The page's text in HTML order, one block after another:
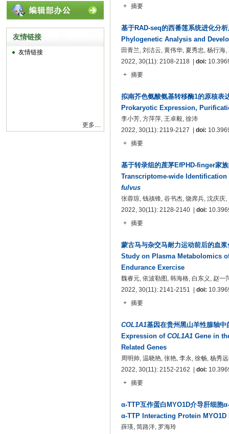
友情链接
友情链接
更多....
+ 摘要
基于RAD-seq的西番莲系统进化分
Phylogenetic Analysis and
田青兰, 刘洁云, 黄伟华, 夏秀忠, 杨行海
2022, 30(11): 2108-2118 | doi:
+
摘要
拟南芥色氨酸氨基转移酶1的原核表
Prokaryotic Expression,
李小芳, 方萍萍, 王卓毅, 徐沛
2022, 30(11): 2119-2127 | doi:
+
摘要
基于转录组的蔗茅EfPHD-finger家
Transcriptome-wide
fulvus
张蓉琼, 钱禛锋, 谷书杰, 饶席兵, 沈庆庆
2022, 30(11): 2128-2140 | doi:
+
摘要
蒙古马与杂交马耐力运动前后的血
Study on Plasma Metabolomics
Endurance Exercise
魏睿元, 依波勒图, 韩海格, 白东义, 赵一
2022, 30(11): 2141-2151 | doi:
+
摘要
COL1A1基因在贵州黑山羊性腺轴
Expression of COL1A1Gene in
Related Genes
周明帅, 温晓艳, 张艳, 李永, 徐畅, 杨秀
2022, 30(11): 2152-2162 | doi:
+
摘要
α-TTP互作蛋白MYO1D介导肝细胞
α-TTP Interacting Protein
薛瑛, 简路洋, 罗海玲